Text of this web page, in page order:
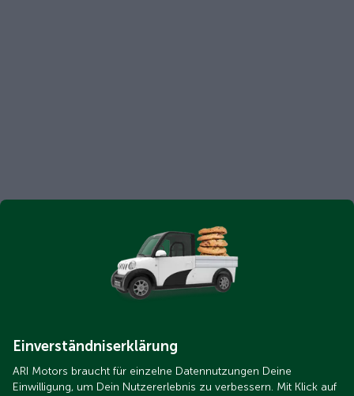
Einverständniserklärung
ARI Motors braucht für einzelne Datennutzungen Deine
Einwilligung, um Dein Nutzererlebnis zu verbessern. Mit Klick auf